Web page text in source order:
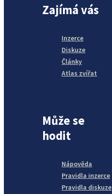
Zajímá vás
Inzerce
Diskuze
Články
Atlas zvířat
Může se
hodit
Nápověda
Pravidla inzerce
Pravidla diskuze